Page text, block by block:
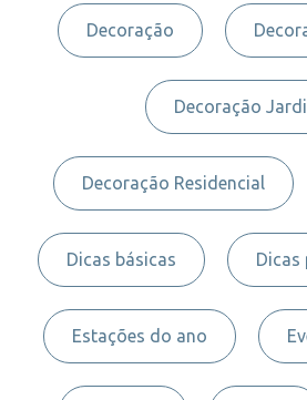
Decoração
Decoração
Decoração Residencial
Dicas básicas Dicas
Estações do ano